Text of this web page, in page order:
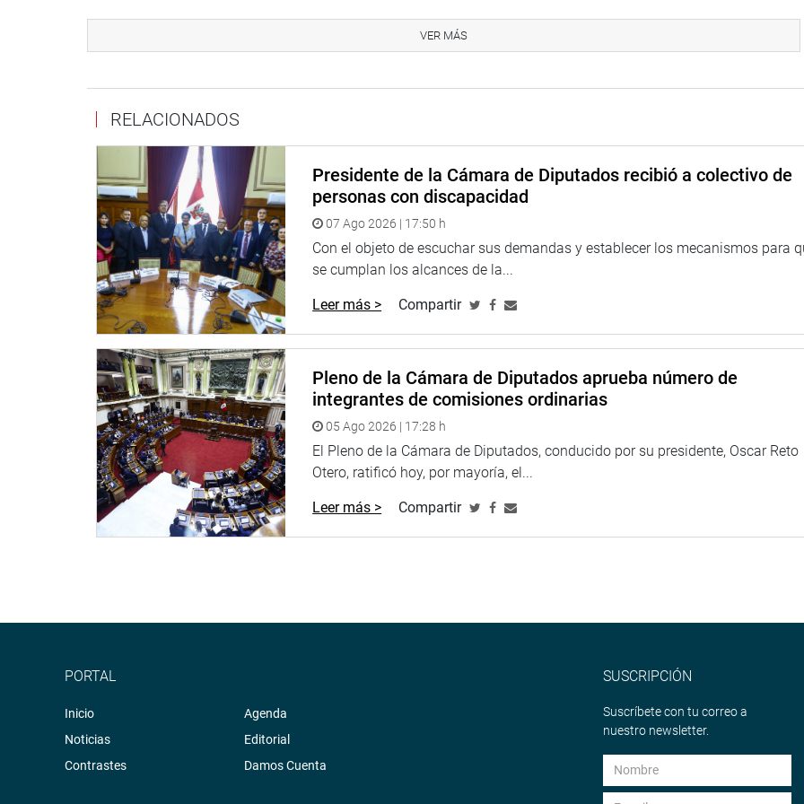
responsabilidad administrativa funcional e impone una sanción, teniendo como referencia los hechos
contenidos en los informes que hubieran emitido los órganos del sistema, como resultado de un servicio de
El presidente de la Comisión de Fiscalización, Héctor Maquera Chávez (UPP), aseveró que la potestad
sancionadora de la Contraloría General de la República se fundamenta en la necesidad de corregir las
deficiencias en la implementación de las recomendaciones para el deslinde de la responsabilidad administrativa
funcional por parte de las propias entidades.
«Estas por su cercanía con los funcionarios o servidores que debían ser procesados o sancionados (dado que
habían laborado o continuaban laborando), no necesariamente implementan las recomendaciones formuladas o
no lo hacen en el momento oportuno o de la manera adecuada», expresó.
OFICINA DE COMUNICACIONES
VER MÁS
RELACIONADOS
Presidente de la Cámara de Diputados recibió a colectivo de
personas con discapacidad
07 Ago 2026 | 17:50 h
Con el objeto de escuchar sus demandas y establecer los mecanismos para
se cumplan los alcances de la...
Leer más > Compartir
Pleno de la Cámara de Diputados aprueba número de
integrantes de comisiones ordinarias
05 Ago 2026 | 17:28 h
El Pleno de la Cámara de Diputados, conducido por su presidente, Oscar Reto
Otero, ratificó hoy, por mayoría, el...
Leer más > Compartir
PORTAL
Inicio
Noticias
Contrastes
Agenda
Editorial
Damos Cuenta
SUSCRIPCIÓN
Suscríbete con tu correo a
nuestro newsletter.